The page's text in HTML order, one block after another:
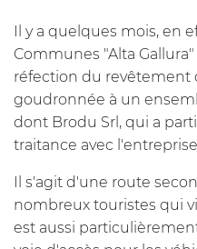
Il y a quelques mois, en
Communes "Alta
réfection du revêtement
goudronnée à un
dont Brodu Srl, qui a
traitance avec l'entreprise
Il s'agit d'une route
nombreux touristes qui
est aussi